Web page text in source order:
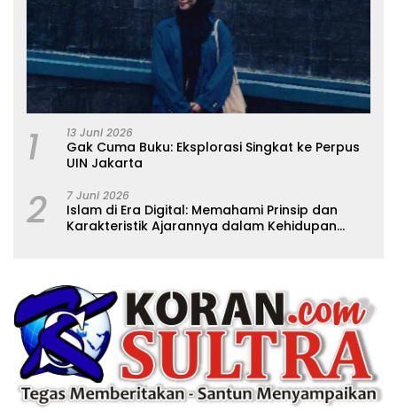
1 13 Juni 2026
Gak Cuma Buku: Eksplorasi Singkat ke Perpus
UIN Jakarta
2 7 Juni 2026
Islam di Era Digital: Memahami Prinsip dan
Karakteristik Ajarannya dalam Kehidupan